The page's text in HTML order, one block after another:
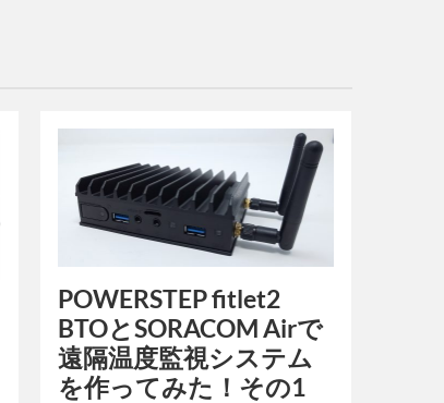
POWERSTEP fitlet2
BTOとSORACOM Airで
遠隔温度監視システム
を作ってみた！その1